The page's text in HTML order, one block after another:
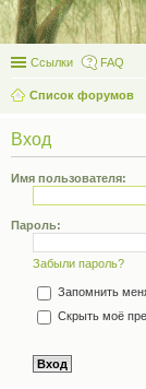
Ссылки FAQ
Список форумов
Вход
Имя пользователя:
Пароль:
Забыли пароль?
Запомнить
Скрыть моё